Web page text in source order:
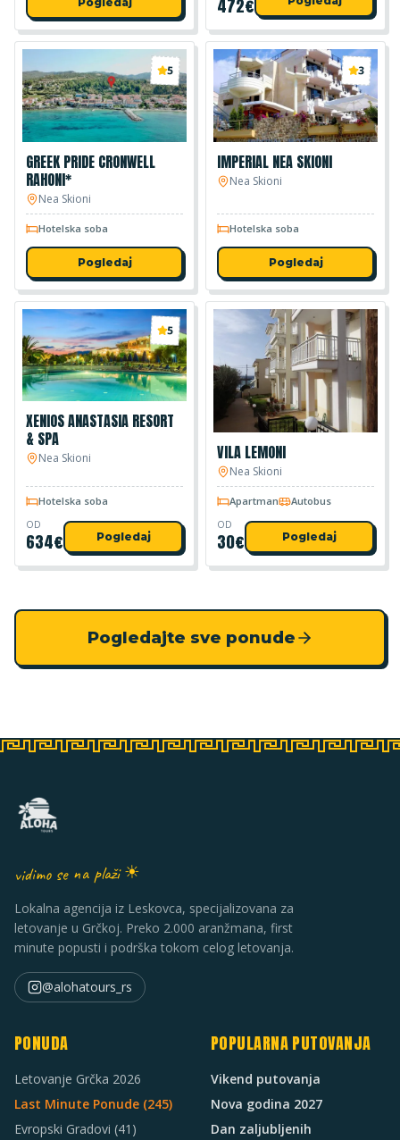
472€
5
GREEK PRIDE CRONWELL
RAHONI*
Nea Skioni
Hotelska soba
Pogledaj
3
IMPERIAL NEA SKIONI
Nea Skioni
Hotelska soba
Pogledaj
5
XENIOS ANASTASIA RESORT
& SPA
Nea Skioni
Hotelska soba
OD
634€ Pogledaj
VILA LEMONI
Nea Skioni
Apartman Autobus
OD
30€ Pogledaj
Pogledajte sve ponude
vidimo se na plaži ☀
Lokalna agencija iz Leskovca, specijalizovana za
letovanje u Grčkoj. Preko 2.000 aranžmana, first
minute popusti i podrška tokom celog letovanja.
@alohatours_rs
PONUDA
Letovanje Grčka 2026
Last Minute Ponude (245)
Evropski Gradovi (41)
POPULARNA PUTOVANJA
Vikend putovanja
Nova godina 2027
Dan zaljubljenih